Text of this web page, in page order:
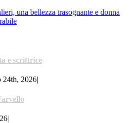
una bellezza trasognante e donna
e scrittrice
24th, 2026
|